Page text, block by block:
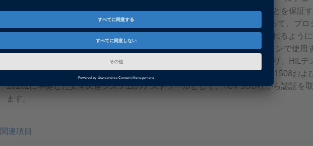
定義したテスト方式の実装や意図したテストの実行において適切であることを保証
あります。ISO 26262に適合するには、使用するソフトウェアツールによって、プロ
自動車安全度水準（ASIL）に応じた必要なレベルの信頼性が確実に確保されるよう
必要です。dSPACEでは、ASIL AからASIL Dまでの安全関連アプリケーションで使用
チェーンの適切性を証明するための分類手順や認定手順をサポートしており、HILテ
化向けにAutomationDeskを提供しています。このソフトウェアは、IEC 61508およ
26262に準拠した安全関連システムのテストツールとして、TÜV SÜD社から認証を
ます。
関連項目